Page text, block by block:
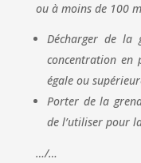
ou à moins de 100
Décharger de la
concentration en
égale ou
Porter de la
de l’utiliser pour
…/…